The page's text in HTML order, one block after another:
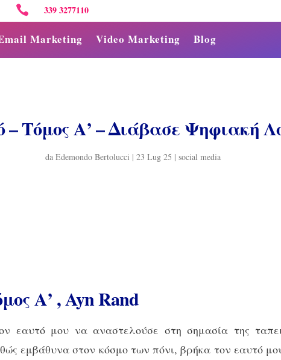
Marketing Video Marketing Blog
 339 3277110
– Τόμος Α’ – Διάβασε Ψηφιακή
da Edemondo Bertolucci | 23 Lug 25 | social media
Α’ , Ayn Rand
εαυτό μου να αναστελούσε στη σημασία της
εμβάθυνα στον κόσμο των πόνι, βρήκα τον εαυτό